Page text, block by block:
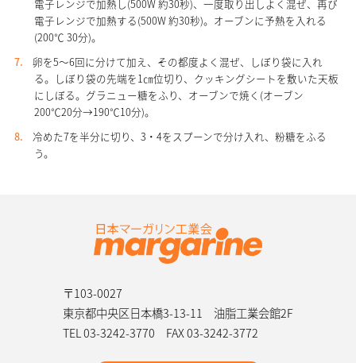
電子レンジで加熱し(500W 約30秒)、一度取り出しよく混ぜ、再び
電子レンジで加熱する(500W 約30秒)。オーブンに予熱を入れる
(200℃ 30分)。
卵を5～6回に分けて加え、その都度よく混ぜ、しぼり袋に入れ
る。しぼり袋の先端を1㎝位切り、クッキングシートを敷いた天板
にしぼる。グラニュー糖をふり、オーブンで焼く(オーブン
200℃20分→190℃10分)。
冷めた7を半分に切り、3・4をスプーンで分け入れ、粉糖をふる
う。
〒103-0027
東京都中央区日本橋3-13-11 油脂工業会館2F
TEL 03-3242-3770 FAX 03-3242-3772